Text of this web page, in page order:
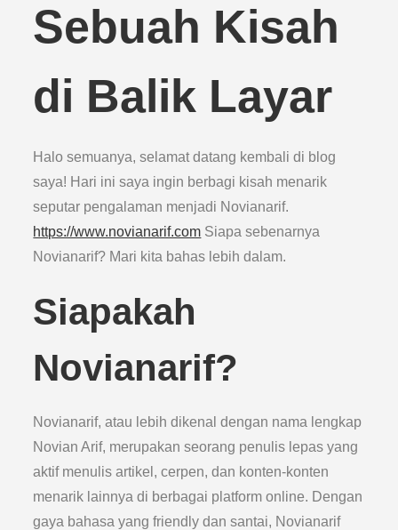
Sebuah Kisah
di Balik Layar
Halo semuanya, selamat datang kembali di blog
saya! Hari ini saya ingin berbagi kisah menarik
seputar pengalaman menjadi Novianarif.
https://www.novianarif.com Siapa sebenarnya
Novianarif? Mari kita bahas lebih dalam.
Siapakah
Novianarif?
Novianarif, atau lebih dikenal dengan nama lengkap
Novian Arif, merupakan seorang penulis lepas yang
aktif menulis artikel, cerpen, dan konten-konten
menarik lainnya di berbagai platform online. Dengan
gaya bahasa yang friendly dan santai, Novianarif